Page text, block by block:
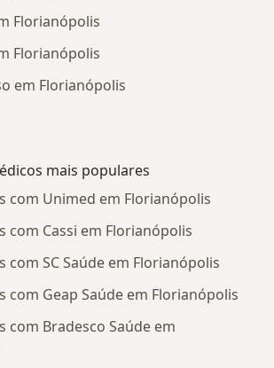
Florianópolis
Florianópolis
em Florianópolis
mais populares
com Unimed em Florianópolis
com Cassi em Florianópolis
com SC Saúde em Florianópolis
com Geap Saúde em Florianópolis
com Bradesco Saúde em